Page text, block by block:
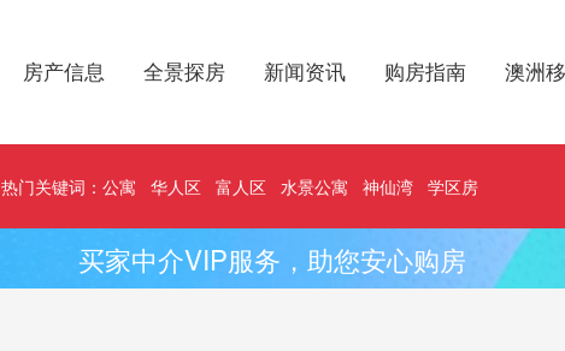
房产信息 全景探房 新闻资讯 购房指南 澳洲
热门关键词： 公寓 华人区 富人区 水景公寓 神仙湾 学区房
买家中介VIP服务，助您安心购房